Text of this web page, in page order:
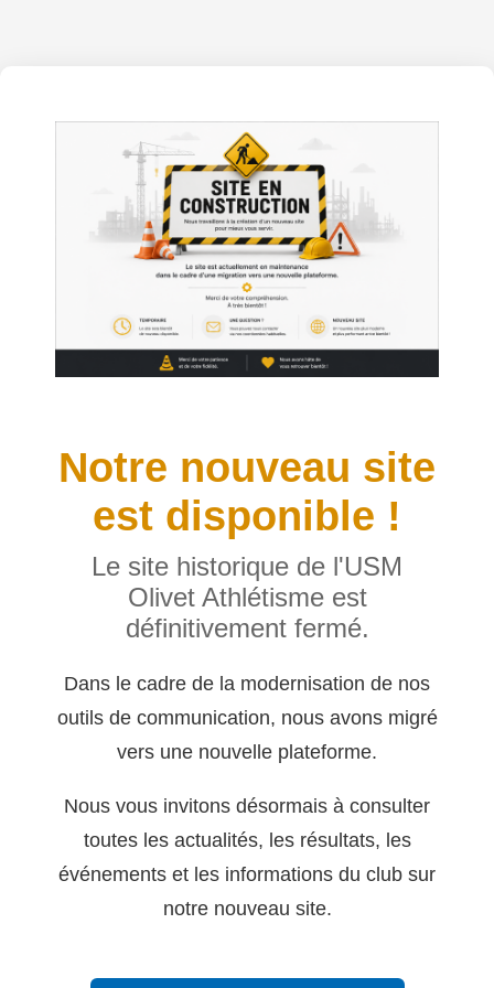
Notre nouveau site
est disponible !
Le site historique de l'USM
Olivet Athlétisme est
définitivement fermé.
Dans le cadre de la modernisation de nos
outils de communication, nous avons migré
vers une nouvelle plateforme.
Nous vous invitons désormais à consulter
toutes les actualités, les résultats, les
événements et les informations du club sur
notre nouveau site.